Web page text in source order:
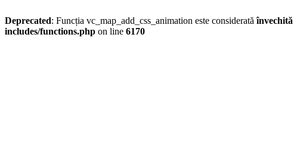
Deprecated: Funcția vc_map_add_css_animation este consideratăînvechită
includes/functions.php on line 6170